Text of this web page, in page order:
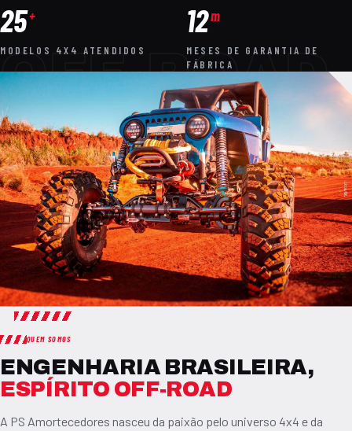
OFF-ROAD
25+
MODELOS 4X4 ATENDIDOS
12m
MESES DE GARANTIA DE
FÁBRICA
QUEM SOMOS
ENGENHARIA BRASILEIRA,
ESPÍRITO OFF-ROAD
A PS Amortecedores nasceu da paixão pelo universo 4x4 e da